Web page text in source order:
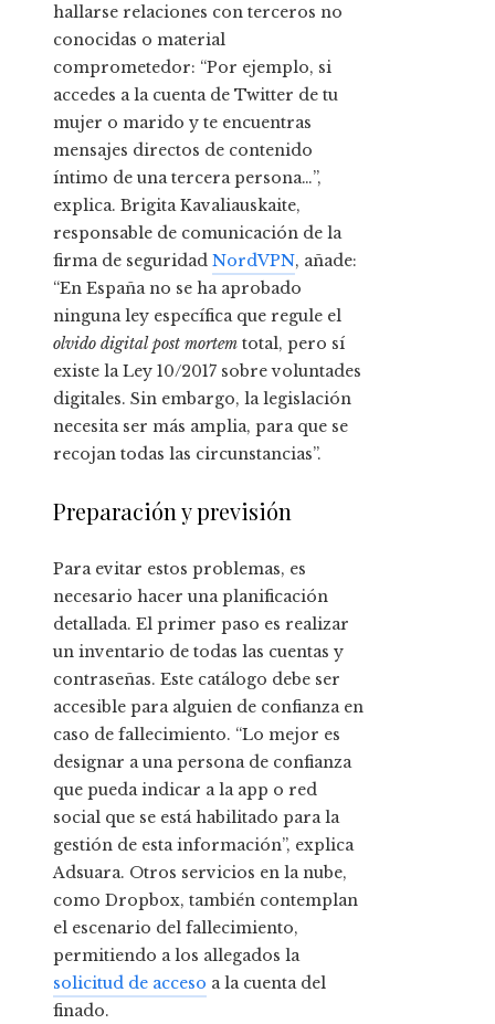
hallarse relaciones con terceros no
conocidas o material
comprometedor: “Por ejemplo, si
accedes a la cuenta de Twitter de tu
mujer o marido y te encuentras
mensajes directos de contenido
íntimo de una tercera persona…”,
explica. Brigita Kavaliauskaite,
responsable de comunicación de la
firma de seguridad NordVPN, añade:
“En España no se ha aprobado
ninguna ley específica que regule el
olvido digital post mortem total, pero sí
existe la Ley 10/2017 sobre voluntades
digitales. Sin embargo, la legislación
necesita ser más amplia, para que se
recojan todas las circunstancias”.
Preparación y previsión
Para evitar estos problemas, es
necesario hacer una planificación
detallada. El primer paso es realizar
un inventario de todas las cuentas y
contraseñas. Este catálogo debe ser
accesible para alguien de confianza en
caso de fallecimiento. “Lo mejor es
designar a una persona de confianza
que pueda indicar a la app o red
social que se está habilitado para la
gestión de esta información”, explica
Adsuara. Otros servicios en la nube,
como Dropbox, también contemplan
el escenario del fallecimiento,
permitiendo a los allegados la
solicitud de acceso a la cuenta del
finado.